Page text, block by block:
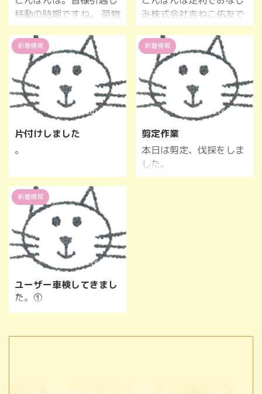
移動の時期ですね。 荷物
の移動、整理整頓、片付
け、不用品など、引越
し、作業はお任せくださ
い。 足利でおなじみ便
利屋吉ねこ佑友にお任せ
ください。 激安キャン
ペン中です。
み株式会社吉ねこ佑友で
す。 エアコンお掃除また
複雑なエアコンばらしお
掃除お任せください。 お
気軽にご連絡お待ちして
おります。
新着情報
2016/12/4
片付けしました
。
新着情報
2016/11/30
剪定作業
本日は剪定、伐採をしま
した。
新着情報
2016/12/16
ユーザー車検してきまし
た。①